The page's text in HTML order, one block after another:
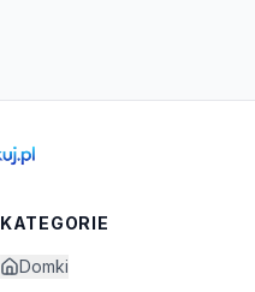
KATEGORIE
Domki